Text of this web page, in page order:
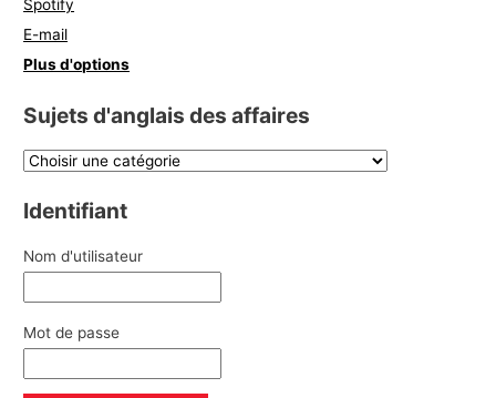
Spotify
E-mail
Plus d'options
Sujets d'anglais des affaires
Identifiant
Nom d'utilisateur
Mot de passe